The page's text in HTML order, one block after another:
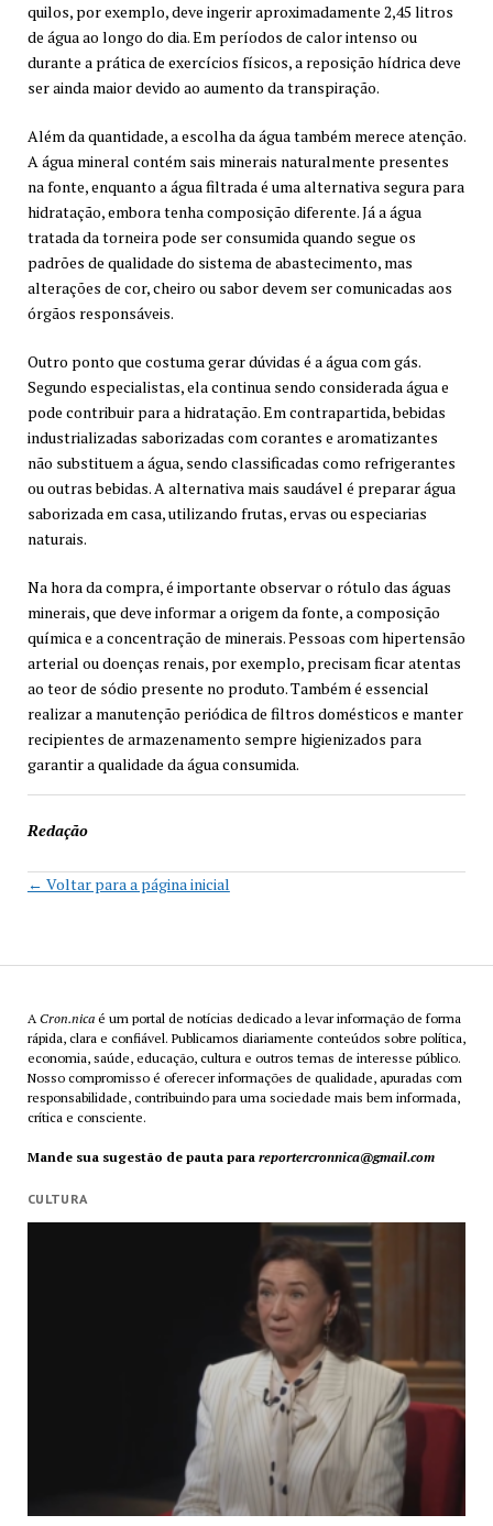
A Cron.nica é um portal de notícias dedicado a levar informação de forma
rápida, clara e confiável. Publicamos diariamente conteúdos sobre política,
economia, saúde, educação, cultura e outros temas de interesse público.
Nosso compromisso é oferecer informações de qualidade, apuradas com
responsabilidade, contribuindo para uma sociedade mais bem informada,
crítica e consciente.
Mande sua sugestão de pauta para reportercronnica@gmail.com
CULTURA
quilos, por exemplo, deve ingerir aproximadamente 2,45 litros
de água ao longo do dia. Em períodos de calor intenso ou
durante a prática de exercícios físicos, a reposição hídrica deve
ser ainda maior devido ao aumento da transpiração.
Além da quantidade, a escolha da água também merece atenção.
A água mineral contém sais minerais naturalmente presentes
na fonte, enquanto a água filtrada é uma alternativa segura para
hidratação, embora tenha composição diferente. Já a água
tratada da torneira pode ser consumida quando segue os
padrões de qualidade do sistema de abastecimento, mas
alterações de cor, cheiro ou sabor devem ser comunicadas aos
órgãos responsáveis.
Outro ponto que costuma gerar dúvidas é a água com gás.
Segundo especialistas, ela continua sendo considerada água e
pode contribuir para a hidratação. Em contrapartida, bebidas
industrializadas saborizadas com corantes e aromatizantes
não substituem a água, sendo classificadas como refrigerantes
ou outras bebidas. A alternativa mais saudável é preparar água
saborizada em casa, utilizando frutas, ervas ou especiarias
naturais.
Na hora da compra, é importante observar o rótulo das águas
minerais, que deve informar a origem da fonte, a composição
química e a concentração de minerais. Pessoas com hipertensão
arterial ou doenças renais, por exemplo, precisam ficar atentas
ao teor de sódio presente no produto. Também é essencial
realizar a manutenção periódica de filtros domésticos e manter
recipientes de armazenamento sempre higienizados para
garantir a qualidade da água consumida.
Redação
← Voltar para a página inicial